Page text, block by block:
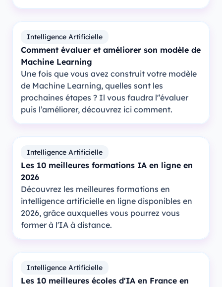
Intelligence Artificielle
Comment évaluer et améliorer son modèle de
Machine Learning
Une fois que vous avez construit votre modèle
de Machine Learning, quelles sont les
prochaines étapes ? Il vous faudra l'’évaluer
puis l’améliorer, découvrez ici comment.
Intelligence Artificielle
Les 10 meilleures formations IA en ligne en
2026
Découvrez les meilleures formations en
intelligence artificielle en ligne disponibles en
2026, grâce auxquelles vous pourrez vous
former à l'IA à distance.
Intelligence Artificielle
Les 10 meilleures écoles d'IA en France en